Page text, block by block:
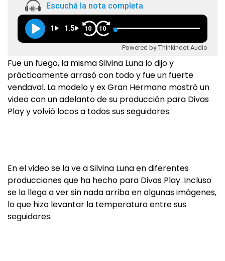
Escuchá la nota completa
1 1.5 10 10
Powered by Thinkindot Audio
Fue un fuego, la misma Silvina Luna lo dijo y
prácticamente arrasó con todo y fue un fuerte
vendaval. La modelo y ex Gran Hermano mostró un
video con un adelanto de su producción para Divas
Play y volvió locos a todos sus seguidores.
En el video se la ve a Silvina Luna en diferentes
producciones que ha hecho para Divas Play. Incluso
se la llega a ver sin nada arriba en algunas imágenes,
lo que hizo levantar la temperatura entre sus
seguidores.